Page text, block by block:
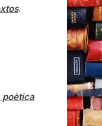
.
poètica